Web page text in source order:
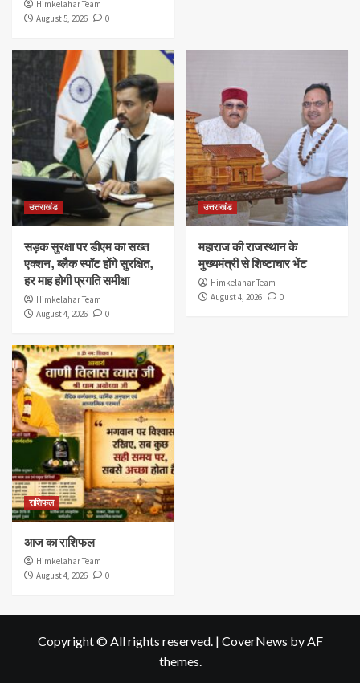
Himkelahar Team
August 5, 2026
0
उत्तराखंड
सड़क सुरक्षा पर डीएम का सख्त
एक्शन, ब्लैक स्पॉट होंगे सुरक्षित,
हर माह होगी प्रगति समीक्षा
Himkelahar Team
August 4, 2026
0
उत्तराखंड
महाराज की राजस्थान के
मुख्यमंत्री से शिष्टाचार भेंट
Himkelahar Team
August 4, 2026
0
राशिफल
आज का राशिफल
Himkelahar Team
August 4, 2026
0
Copyright © All rights reserved. | CoverNews by AF
themes.